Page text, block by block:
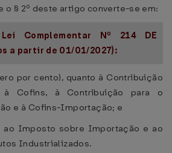
o § 2º deste artigo converte-se em:
Complementar Nº 214 DE
a partir de 01/01/2027):
por cento), quanto à Contribuição
à Cofins, à Contribuição para o
e à Cofins-Importação; e
Imposto sobre Importação e ao
Industrializados.